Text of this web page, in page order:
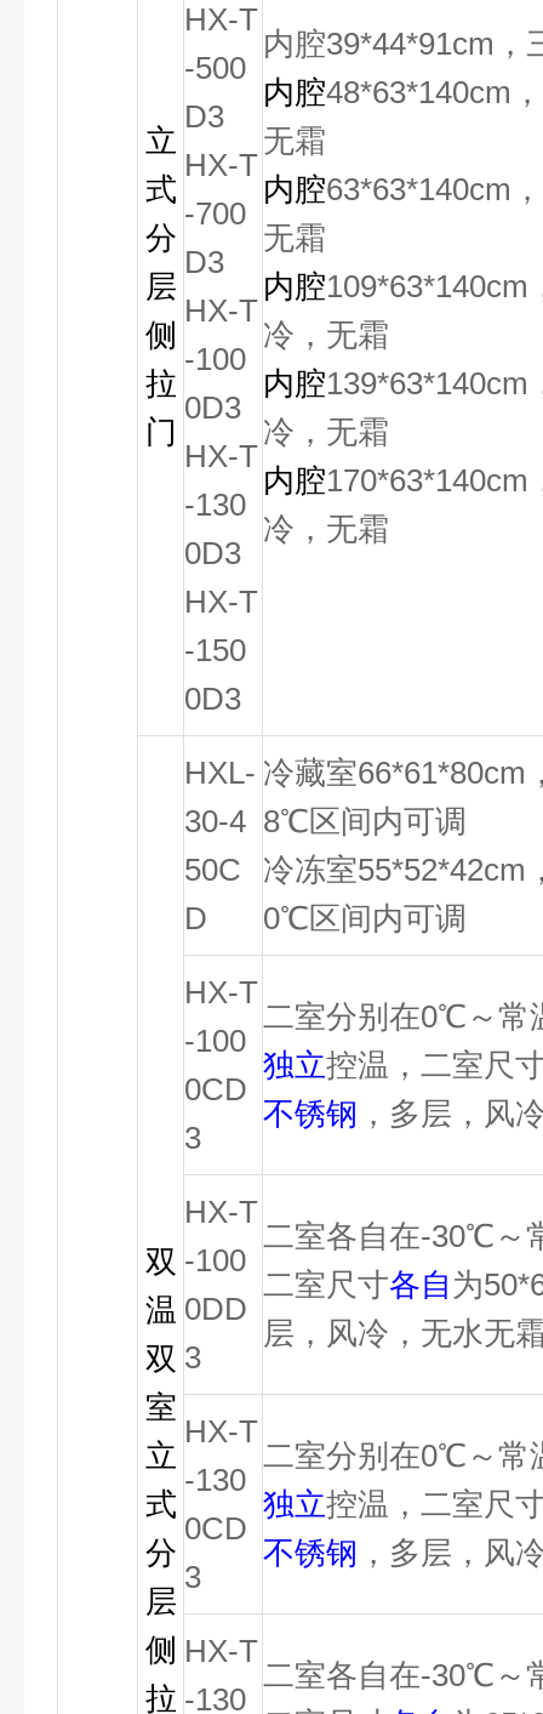
立
式
分
层
侧
拉
门
HX-T
-500
D3
HX-T
-700
D3
HX-T
-100
0D3
HX-T
-130
0D3
HX-T
-150
0D3
内腔39*44*91cm，
内腔48*63*140cm ，
无霜
内腔63*63*140cm ，
无霜
内腔109*63*140cm
冷，无霜
内腔139*63*140cm
冷，无霜
内腔170*63*140cm
冷，无霜
双
温
双
室
立
式
分
层
侧
拉
HXL-
30-4
50C
D
冷藏室
8℃区间内可调
冷冻室
0℃区间内可调
HX-T
-100
0CD
3
二室分别在0℃～常
独立控温，二室尺
不锈钢 ，多层，风
HX-T
-100
0DD
3
二室各自在-30℃～
二室尺寸各自 为
层，风冷，无水无
HX-T
-130
0CD
3
二室分别在0℃～常
独立控温，二室尺
不锈钢 ，多层，风
HX-T
-130
二室各自在-30℃～